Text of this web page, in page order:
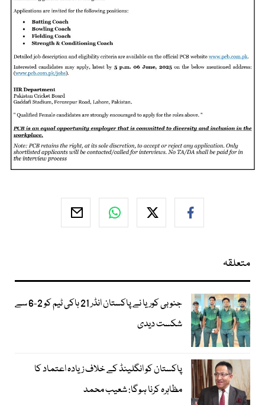
متعلقہ
جنوبی کوریا نے پاکستان انڈر 21 ہاکی ٹیم کو 2-6 سے
شکست دیدی
پاکستان کو انگلینڈ کے خلاف زیادہ اعتماد کا
مظاہرہ کرنا ہوگا: شعیب محمد